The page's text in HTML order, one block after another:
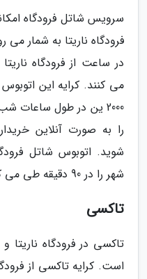
سرویس شاتل فرودگاه
فرودگاه ناریتا به شمار می
در ساعت از فرودگاه
2000 ین در طول
را به صورت آنلاین
شوید. اتوبوس شاتل
شهر را در 90 دقیقه طی می کنند.
تاکسی
تاکسی در فرودگاه ناریتا
است. کرایه تاکسی از